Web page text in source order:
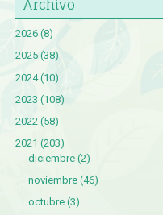
Archivo
2026 (8)
2025 (38)
2024 (10)
2023 (108)
2022 (58)
2021 (203)
diciembre (2)
noviembre (46)
octubre (3)